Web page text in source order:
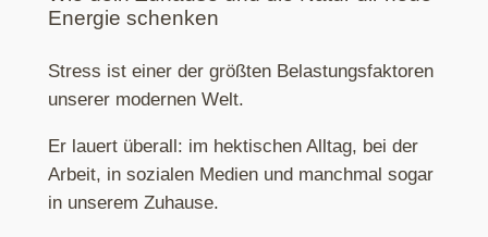
Energie schenken
Stress ist einer der größten Belastungsfaktoren
unserer modernen Welt.
Er lauert überall: im hektischen Alltag, bei der
Arbeit, in sozialen Medien und manchmal sogar
in unserem Zuhause.